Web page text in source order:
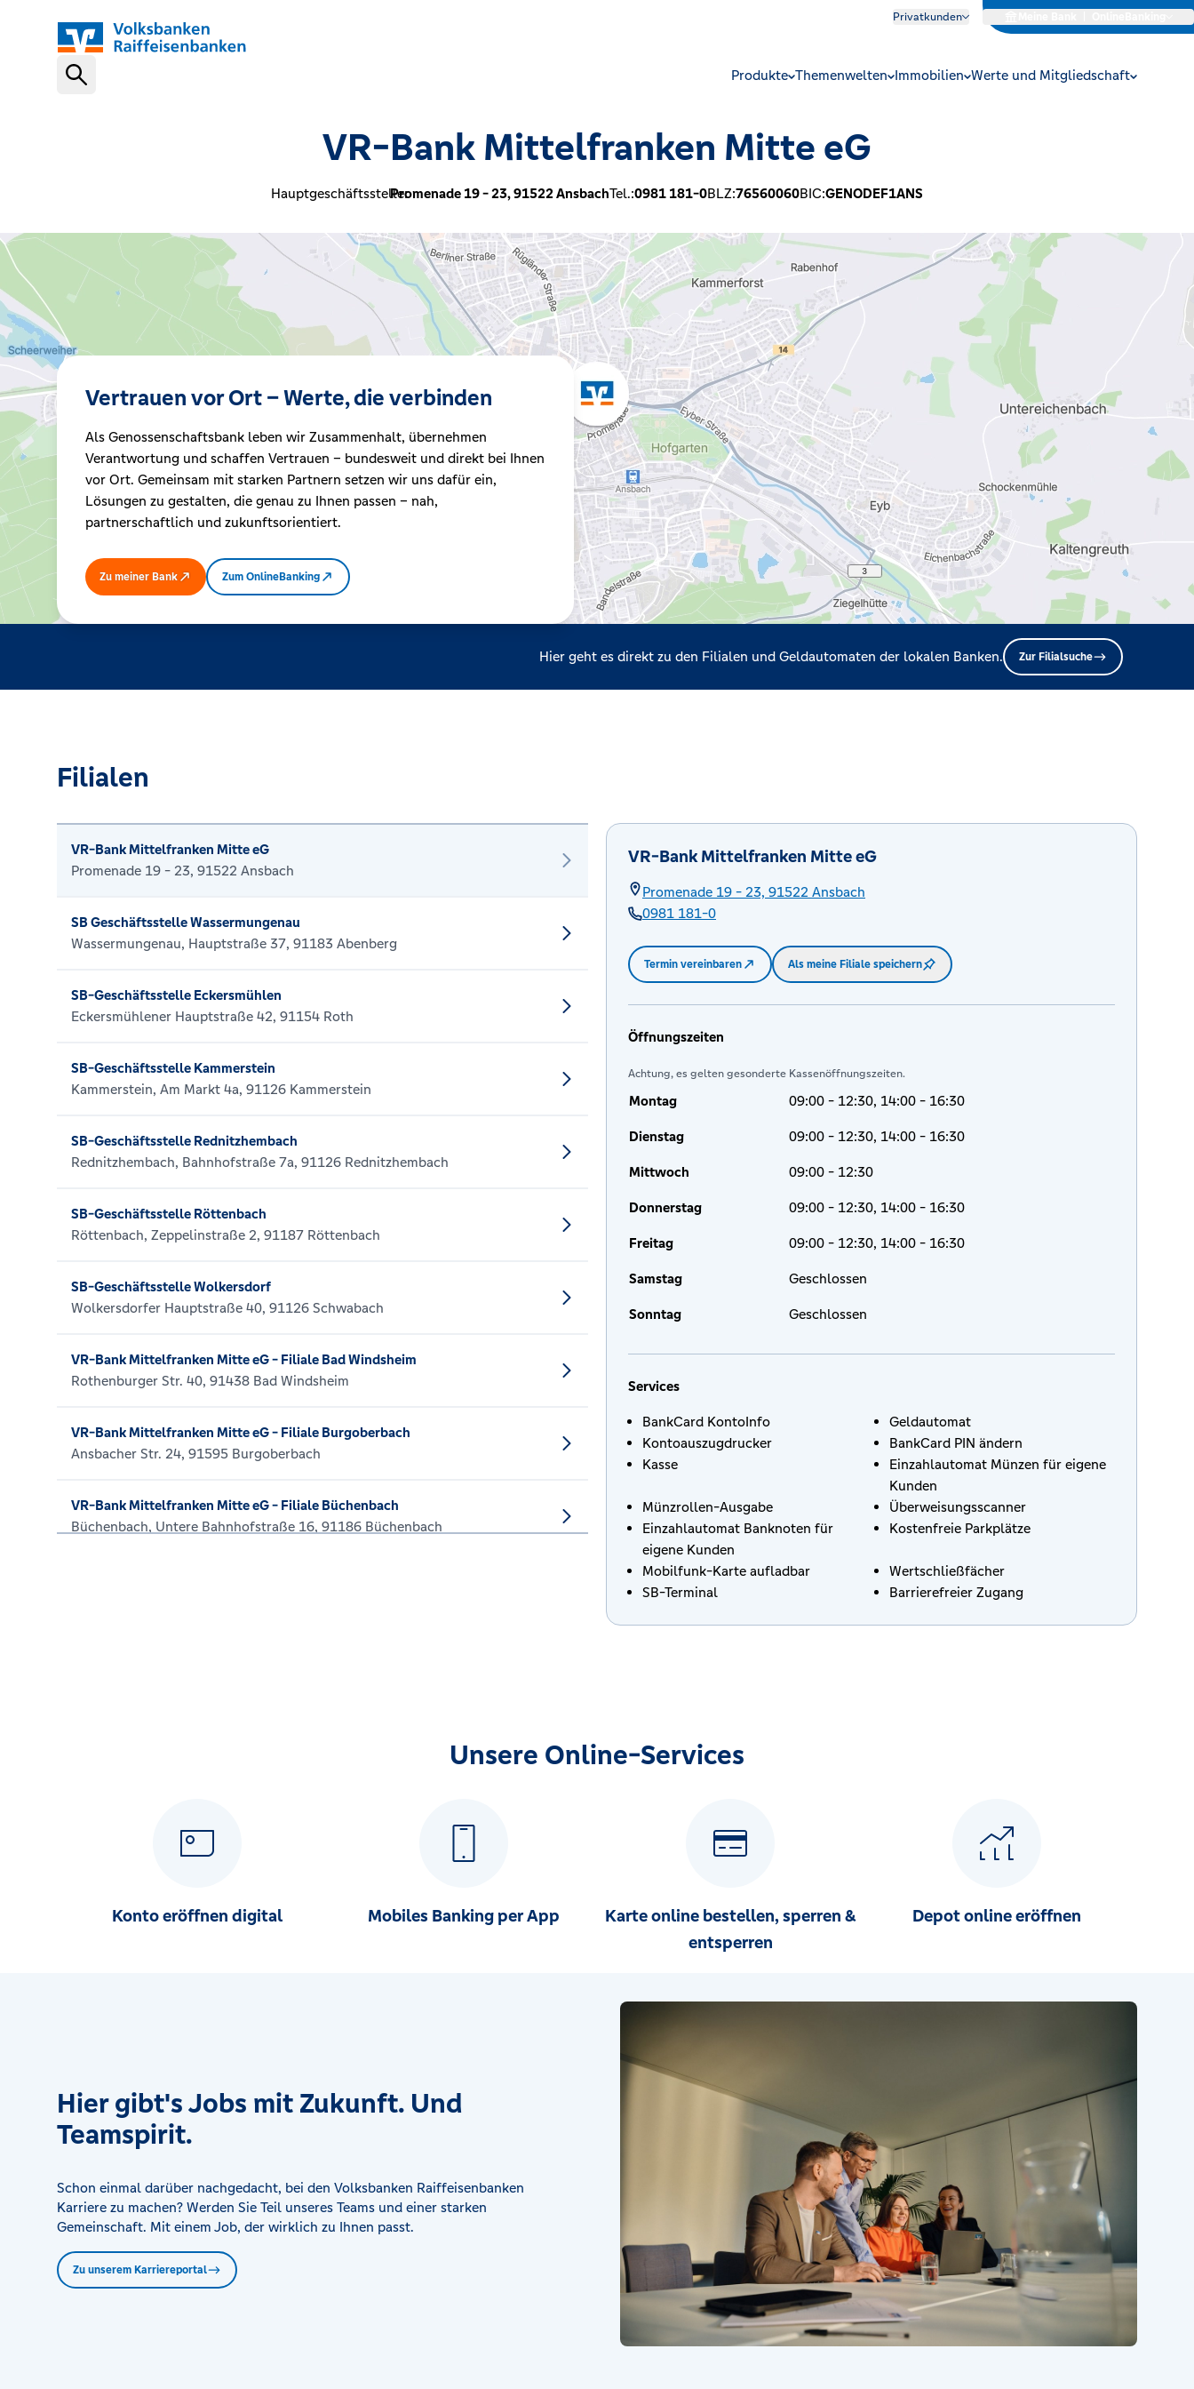
Privatkunden
VR Banking App
Kreditrechner
Immobilien
Produkte Themenwelten Immobilien Werte und Mitgliedschaft
VR-Bank Mittelfranken Mitte eG
Hauptgeschäftsstelle:Promenade 19 - 23,91522 AnsbachTel.:0981 181-0BLZ:76560060BIC:GENODEF1ANS
Vertrauen vor Ort – Werte, die verbinden
Als Genossenschaftsbank leben wir Zusammenhalt, übernehmen
Verantwortung und schaffen Vertrauen – bundesweit und direkt bei Ihnen
vor Ort. Gemeinsam mit starken Partnern setzen wir uns dafür ein,
Lösungen zu gestalten, die genau zu Ihnen passen – nah,
partnerschaftlich und zukunftsorientiert.
Zu meiner Bank Zum OnlineBanking
Hier geht es direkt zu den Filialen und Geldautomaten der lokalen Banken. Zur Filialsuche
Filialen
VR-Bank Mittelfranken Mitte eG
Promenade 19 - 23, 91522 Ansbach
SB Geschäftsstelle Wassermungenau
Wassermungenau, Hauptstraße 37, 91183 Abenberg
SB-Geschäftsstelle Eckersmühlen
Eckersmühlener Hauptstraße 42, 91154 Roth
SB-Geschäftsstelle Kammerstein
Kammerstein, Am Markt 4a, 91126 Kammerstein
SB-Geschäftsstelle Rednitzhembach
Rednitzhembach, Bahnhofstraße 7a, 91126 Rednitzhembach
SB-Geschäftsstelle Röttenbach
Röttenbach, Zeppelinstraße 2, 91187 Röttenbach
SB-Geschäftsstelle Wolkersdorf
Wolkersdorfer Hauptstraße 40, 91126 Schwabach
VR-Bank Mittelfranken Mitte eG - Filiale Bad Windsheim
Rothenburger Str. 40, 91438 Bad Windsheim
VR-Bank Mittelfranken Mitte eG - Filiale Burgoberbach
Ansbacher Str. 24, 91595 Burgoberbach
VR-Bank Mittelfranken Mitte eG - Filiale Büchenbach
Büchenbach, Untere Bahnhofstraße 16, 91186 Büchenbach
VR-Bank Mittelfranken Mitte eG - Filiale Schillingsfürst
Am Markt 1, 91583 Schillingsfürst
Schwabach, Königstraße 15, 91126 Schwabach
VR-Bank Mittelfranken Mitte eG - Filiale Spalt
An der Hopfenhalle 1, 91174 Spalt
VR-Bank Mittelfranken Mitte eG
Promenade 19 - 23, 91522 Ansbach
0981 181-0
Termin vereinbaren Als meine Filiale speichern
Öffnungszeiten
Achtung, es gelten gesonderte Kassenöffnungszeiten.
Montag 09:00 - 12:30, 14:00 - 16:30
Dienstag 09:00 - 12:30, 14:00 - 16:30
Mittwoch 09:00 - 12:30
Donnerstag 09:00 - 12:30, 14:00 - 16:30
Freitag 09:00 - 12:30, 14:00 - 16:30
Samstag Geschlossen
Sonntag Geschlossen
Services
BankCard KontoInfo
Geldautomat
Kontoauszugdrucker
BankCard PIN ändern
Kasse
Einzahlautomat Münzen für eigene
Kunden
Münzrollen-Ausgabe
Überweisungsscanner
Einzahlautomat Banknoten für
eigene Kunden
Kostenfreie Parkplätze
Mobilfunk-Karte aufladbar
Wertschließfächer
SB-Terminal
Barrierefreier Zugang
Unsere Online-Services
Konto eröffnen digital Mobiles Banking per App
Karte online bestellen, sperren &
entsperren
Depot online eröffnen
Hier gibt's Jobs mit Zukunft. Und
Teamspirit.
Schon einmal darüber nachgedacht, bei den Volksbanken Raiffeisenbanken
Karriere zu machen? Werden Sie Teil unseres Teams und einer starken
Gemeinschaft. Mit einem Job, der wirklich zu Ihnen passt.
Zu unserem Karriereportal